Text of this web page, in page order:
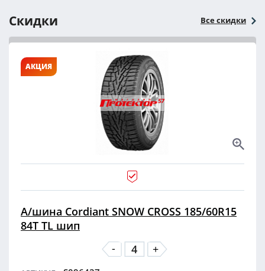
Скидки Все скидки
АКЦИЯ
А/шина Cordiant SNOW CROSS 185/60R15
84T TL шип
-
+